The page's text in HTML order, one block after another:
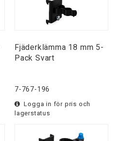
Fjäderklämma 18 mm 5-
Pack Svart
7-767-196
Logga in för pris och
lagerstatus